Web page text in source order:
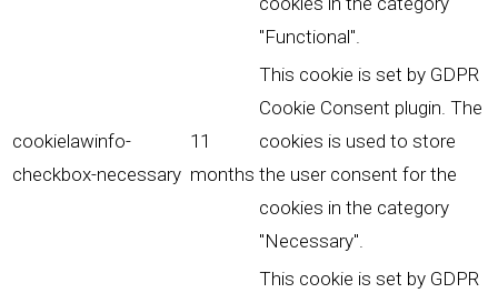
"Functional".
cookielawinfo-
checkbox-necessary
11
months
This cookie is set by GDPR
Cookie Consent plugin. The
cookies is used to store
the user consent for the
cookies in the category
"Necessary".
This cookie is set by GDPR